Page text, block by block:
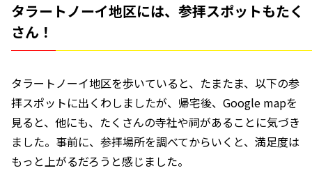
タラートノーイ地区には、参拝スポットもたく
さん！
タラートノーイ地区を歩いていると、たまたま、以下の参
拝スポットに出くわしましたが、帰宅後、Google mapを
見ると、他にも、たくさんの寺社や祠があることに気づき
ました。事前に、参拝場所を調べてからいくと、満足度は
もっと上がるだろうと感じました。